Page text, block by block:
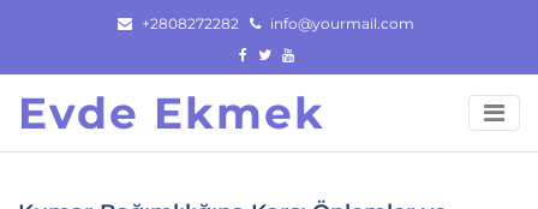
content
+2808272282 info@yourmail.com
Evde Ekmek